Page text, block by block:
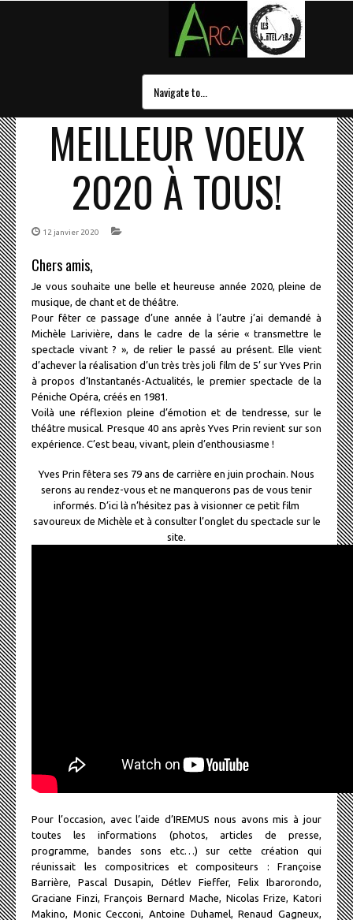
MEILLEUR VOEUX
2020 À TOUS!
12 janvier 2020
Chers amis,
Je vous souhaite une belle et heureuse année 2020, pleine de
musique, de chant et de théâtre.
Pour fêter ce passage d’une année à l’autre j’ai demandé à
Michèle Larivière, dans le cadre de la série « transmettre le
spectacle vivant ? », de relier le passé au présent. Elle vient
d’achever la réalisation d’un très très joli film de 5’ sur Yves Prin
à propos d’Instantanés-Actualités, le premier spectacle de la
Péniche Opéra, créés en 1981.
Voilà une réflexion pleine d’émotion et de tendresse, sur le
théâtre musical. Presque 40 ans après Yves Prin revient sur son
expérience. C’est beau, vivant, plein d’enthousiasme !
Yves Prin fêtera ses 79 ans de carrière en juin prochain. Nous
serons au rendez-vous et ne manquerons pas de vous tenir
informés. D’ici là n’hésitez pas à visionner ce petit film
savoureux de Michèle et à consulter l’onglet du spectacle sur le
site.
Pour l’occasion, avec l’aide d’IREMUS nous avons mis à jour
toutes les informations (photos, articles de presse,
programme, bandes sons etc…) sur cette création qui
réunissait les compositrices et compositeurs : Françoise
Barrière, Pascal Dusapin, Détlev Fieffer, Felix Ibarorondo,
Graciane Finzi, François Bernard Mache, Nicolas Frize, Katori
Makino, Monic Cecconi, Antoine Duhamel, Renaud Gagneux,